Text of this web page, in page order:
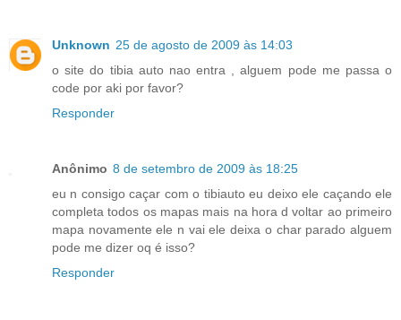
Unknown 25 de agosto de 2009 às 14:03
o site do tibia auto nao entra , alguem pode me passa o
code por aki por favor?
Responder
Anônimo 8 de setembro de 2009 às 18:25
eu n consigo caçar com o tibiauto eu deixo ele caçando ele
completa todos os mapas mais na hora d voltar ao primeiro
mapa novamente ele n vai ele deixa o char parado alguem
pode me dizer oq é isso?
Responder